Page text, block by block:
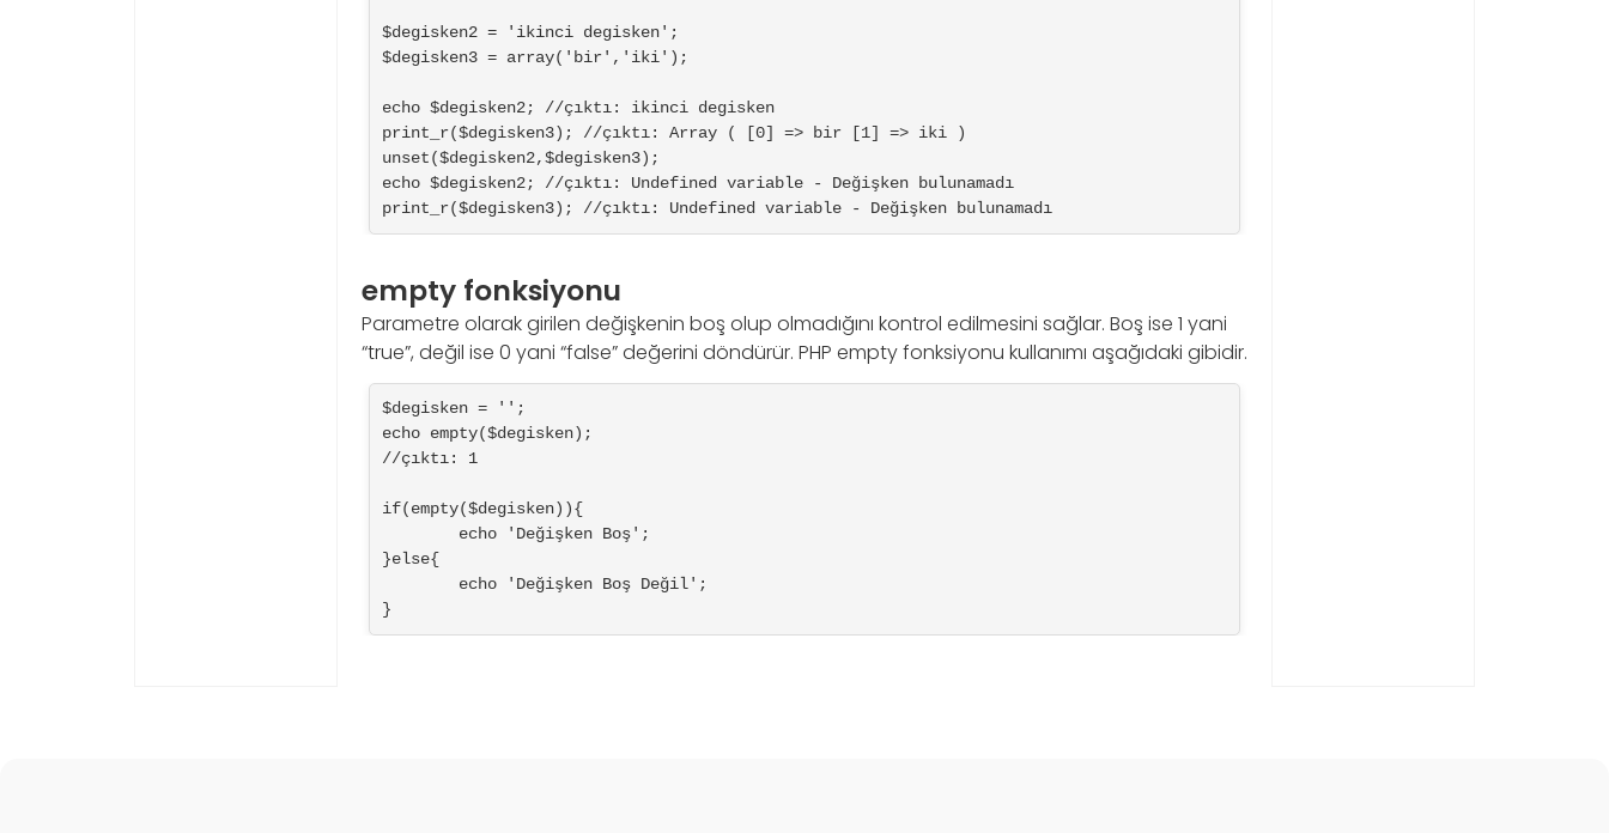
$degisken2 = 'ikinci degisken';
$degisken3 = array('bir','iki');
echo $degisken2; //çıktı: ikinci degisken
print_r($degisken3); //çıktı: Array ( [0] => bir [1] => iki )
unset($degisken2,$degisken3);
echo $degisken2; //çıktı: Undefined variable - Değişken bulunamadı
print_r($degisken3); //çıktı: Undefined variable - Değişken bulunamadı
empty fonksiyonu
Parametre olarak girilen değişkenin boş olup olmadığını kontrol edilmesini sağlar. Boş ise 1 yani
“true”, değil ise 0 yani “false” değerini döndürür. PHP empty fonksiyonu kullanımı aşağıdaki gibidir.
$degisken = '';
echo empty($degisken);
//çıktı: 1
if(empty($degisken)){
}else{
}